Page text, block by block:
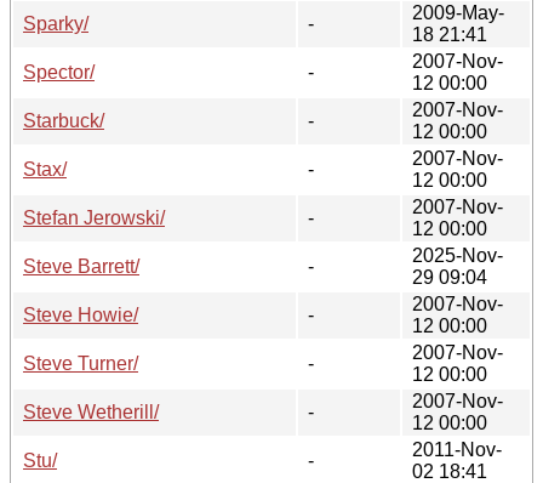
Sparky/
-
2009-May-
18 21:41
Spector/
-
2007-Nov-
12 00:00
Starbuck/
-
2007-Nov-
12 00:00
Stax/
-
2007-Nov-
12 00:00
Stefan Jerowski/
-
2007-Nov-
12 00:00
Steve Barrett/
-
2025-Nov-
29 09:04
Steve Howie/
-
2007-Nov-
12 00:00
Steve Turner/
-
2007-Nov-
12 00:00
Steve Wetherill/
-
2007-Nov-
12 00:00
Stu/
-
2011-Nov-
02 18:41